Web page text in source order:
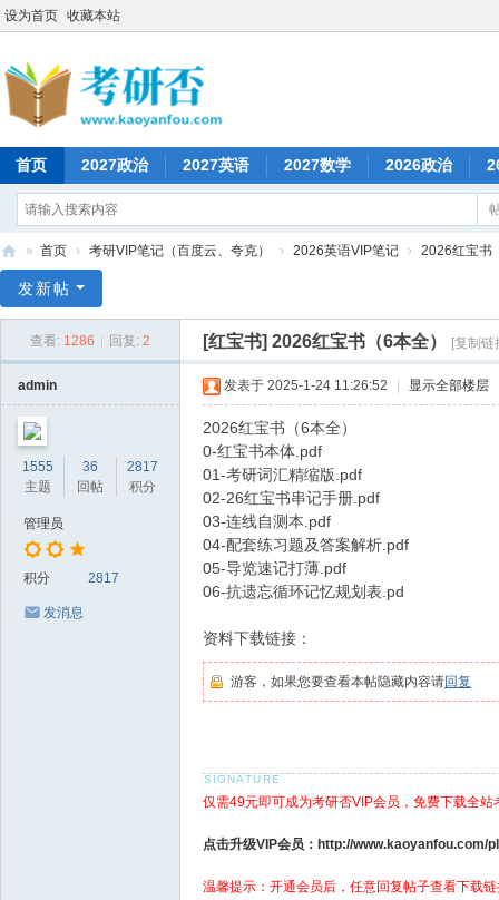
设为首页 收藏本站
首页 2027政治 2027英语 2027数学 2026政治
研
» 首页 › 考研VIP笔记（百度云、夸克） › 2026英语VIP笔记 › 2026红宝书
发新帖
查看: 1286 回复: 2 [红宝书] 2026红宝书（6本全） [复制链
admin
1555
主题
36
回帖
2817
积分
管理员
积分 2817
发消息
发表于 2025-1-24 11:26:52 显示全部楼层
2026红宝书（6本全）
0-红宝书本体.pdf
01-考研词汇精缩版.pdf
02-26红宝书串记手册.pdf
03-连线自测本.pdf
04-配套练习题及答案解析.pdf
05-导览速记打薄.pdf
06-抗遗忘循环记忆规划表.pd
资料下载链接：
游客，如果您要查看本帖隐藏内容请回复
仅需49元即可成为考研否VIP会员，免费下载全站
点击升级VIP会员：http://www.kaoyanfou.com/
温馨提示：开通会员后，任意回复帖子查看下载